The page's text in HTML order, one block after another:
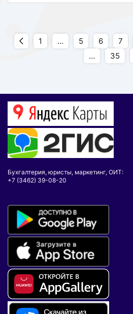
1 … 5 6 7
…
35
Бухгалтерия, юристы, маркетинг, ОИТ:
+7 (3462) 39-08-20